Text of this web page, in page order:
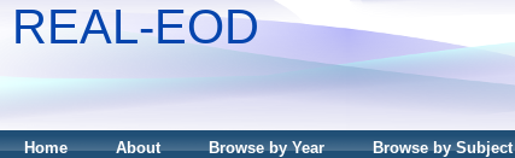
REAL-EOD
Home About Browse by Year Browse by Subject